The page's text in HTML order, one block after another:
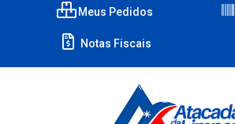
Meus Pedidos
Notas Fiscais